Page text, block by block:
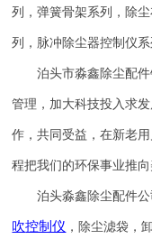
列，弹簧骨架系列，除
列，脉冲除尘器控制仪
泊头市淼鑫除尘配
管理，加大科技投入求
作，共同受益，在新老
程把我们的环保事业推向
泊头淼鑫除尘配件公
吹控制仪 ，除尘滤袋，